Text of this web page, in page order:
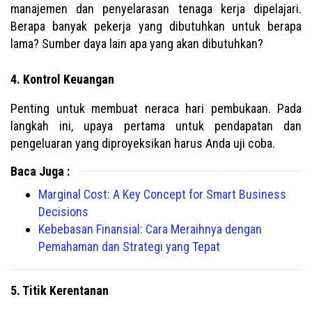
manajemen dan penyelarasan tenaga kerja dipelajari.
Berapa banyak pekerja yang dibutuhkan untuk berapa
lama? Sumber daya lain apa yang akan dibutuhkan?
4. Kontrol Keuangan
Penting untuk membuat neraca hari pembukaan. Pada
langkah ini, upaya pertama untuk pendapatan dan
pengeluaran yang diproyeksikan harus Anda uji coba.
Baca Juga :
Marginal Cost: A Key Concept for Smart Business
Decisions
Kebebasan Finansial: Cara Meraihnya dengan
Pemahaman dan Strategi yang Tepat
5. Titik Kerentanan